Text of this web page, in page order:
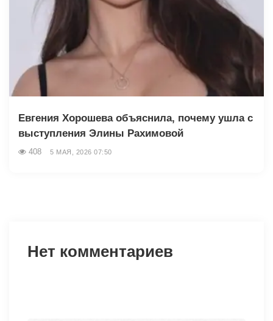
Евгения Хорошева объяснила, почему ушла с
выступления Элины Рахимовой
408 5 МАЯ, 2026 07:50
Нет комментариев